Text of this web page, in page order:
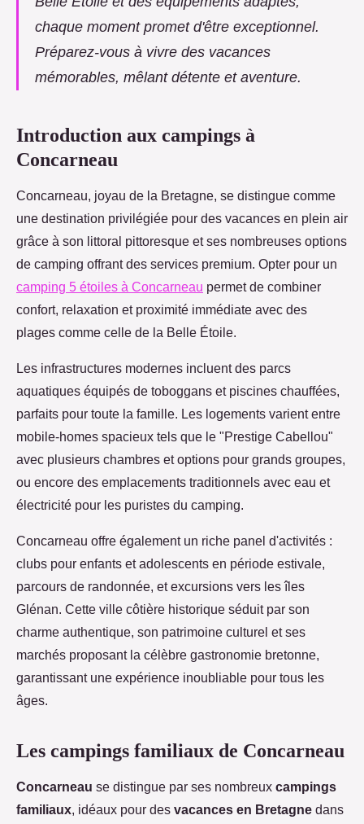
chaque moment promet d'être exceptionnel.
Préparez-vous à vivre des vacances
mémorables, mêlant détente et aventure.
Introduction aux campings à
Concarneau
Concarneau, joyau de la Bretagne, se distingue comme
une destination privilégiée pour des vacances en plein air
grâce à son littoral pittoresque et ses nombreuses options
de camping offrant des services premium. Opter pour un
camping 5 étoiles à Concarneau permet de combiner
confort, relaxation et proximité immédiate avec des
plages comme celle de la Belle Étoile.
Les infrastructures modernes incluent des parcs
aquatiques équipés de toboggans et piscines chauffées,
parfaits pour toute la famille. Les logements varient entre
mobile-homes spacieux tels que le "Prestige Cabellou"
avec plusieurs chambres et options pour grands groupes,
ou encore des emplacements traditionnels avec eau et
électricité pour les puristes du camping.
Concarneau offre également un riche panel d'activités :
clubs pour enfants et adolescents en période estivale,
parcours de randonnée, et excursions vers les îles
Glénan. Cette ville côtière historique séduit par son
charme authentique, son patrimoine culturel et ses
marchés proposant la célèbre gastronomie bretonne,
garantissant une expérience inoubliable pour tous les
âges.
Les campings familiaux de Concarneau
Concarneau se distingue par ses nombreux campings
familiaux, idéaux pour des vacances en Bretagne dans